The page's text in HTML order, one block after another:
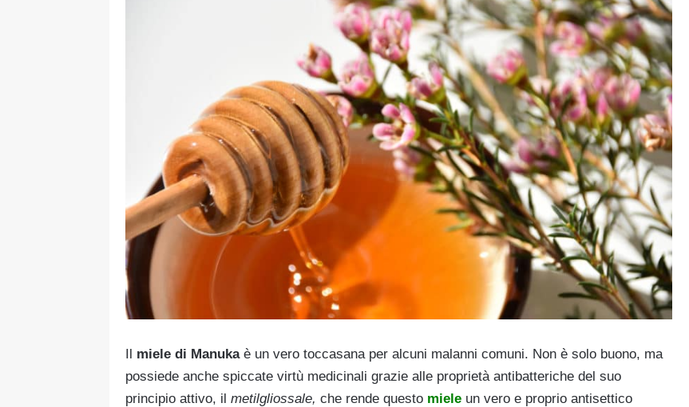
Il miele di Manukaè un vero toccasana per alcuni malanni comuni. Non è solo buono, ma
possiede anche spiccate virtù medicinali grazie alle proprietà antibatteriche del suo
principio attivo, il metilgliossale, che rende questo miele un vero e proprio antisettico